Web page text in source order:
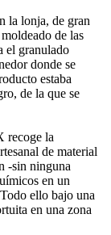
la lonja, de gran
de las
el granulado
donde se
estaba
de la que se
recoge la
de material
-sin ninguna
en un
ello bajo una
en una zona